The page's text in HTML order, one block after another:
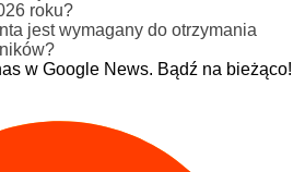
roku?
jest wymagany do otrzymania
w Google News. Bądź na bieżąco!